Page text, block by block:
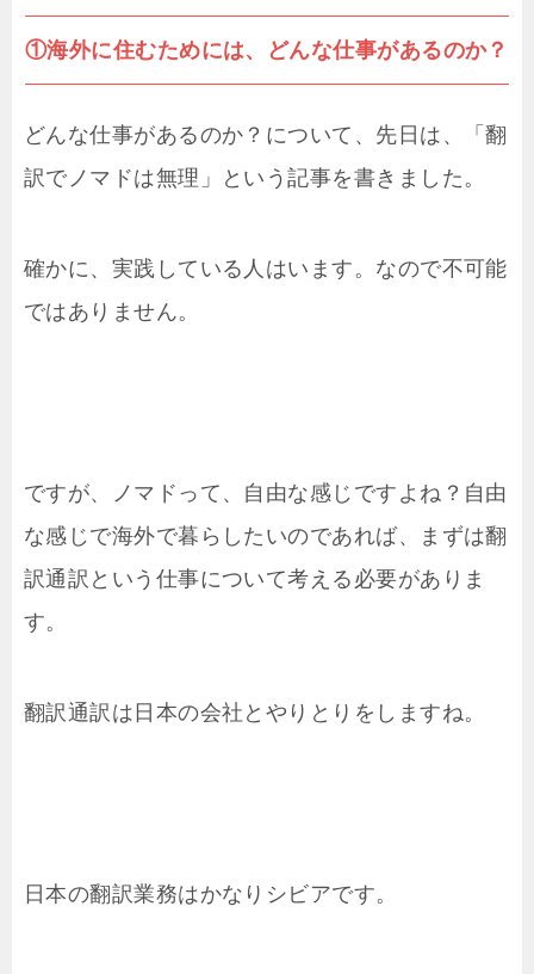
①海外に住むためには、どんな仕事があるのか？
どんな仕事があるのか？について、先日は、「翻
訳でノマドは無理」という記事を書きました。
確かに、実践している人はいます。なので不可能
ではありません。
ですが、ノマドって、自由な感じですよね？自由
な感じで海外で暮らしたいのであれば、まずは翻
訳通訳という仕事について考える必要がありま
す。
翻訳通訳は日本の会社とやりとりをしますね。
日本の翻訳業務はかなりシビアです。